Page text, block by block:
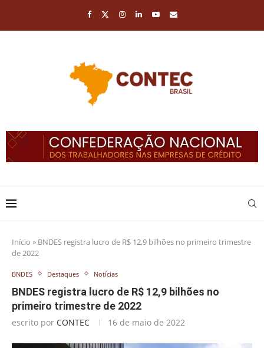
Início » BNDES registra lucro de R$ 12,9 bilhões no primeiro trimestre
de 2022
BNDES Destaques Notícias
BNDES registra lucro de R$ 12,9 bilhões no
primeiro trimestre de 2022
escrito por CONTEC 16 de maio de 2022